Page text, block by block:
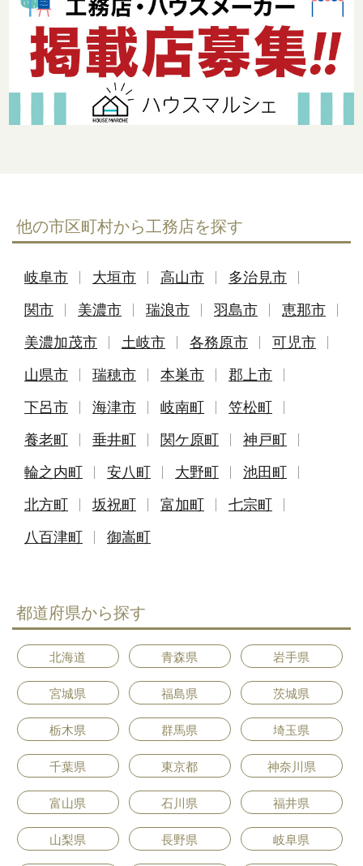
他の市区町村から工務店を探す
岐阜市 大垣市 高山市
多治見市
関市
美濃市 瑞浪市 羽島市
恵那市
美濃加茂市
土岐市 各務原市
可児市
山県市
瑞穂市 本巣市
郡上市
下呂市
海津市 岐南町
笠松町
養老町
垂井町 関ケ原町
神戸町
輪之内町
安八町 大野町
池田町
北方町
坂祝町 富加町
七宗町
八百津町
御嵩町
都道府県から探す
北海道 青森県 岩手県
宮城県 福島県 茨城県
栃木県 群馬県 埼玉県
千葉県 東京都 神奈川県
富山県 石川県 福井県
山梨県 長野県 岐阜県